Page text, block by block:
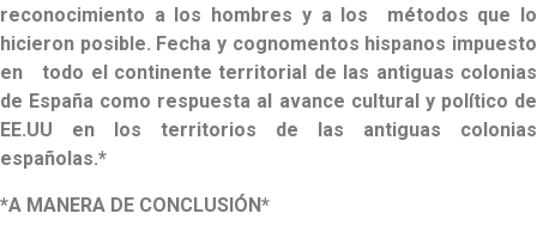
reconocimiento a los hombres y a los métodos que lo
hicieron posible. Fecha y cognomentos hispanos impuesto
en todo el continente territorial de las antiguas colonias
de España como respuesta al avance cultural y político de
EE.UU en los territorios de las antiguas colonias
españolas.*
*A MANERA DE CONCLUSIÓN*